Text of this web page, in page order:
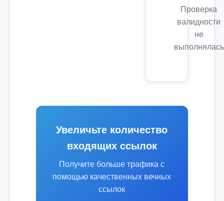
Проверка
валидности
не
выполнялась
Увеличьте количество
входящих ссылок
Получите больше трафика с
помощью качественных вечных
ссылок